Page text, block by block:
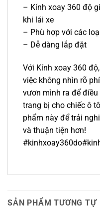
– Kính xoay 360 độ
khi lái xe
– Phù hợp với các
– Dễ dàng lắp đặt
Với Kính xoay 360
việc không nhìn rõ
vươn mình ra để
trang bị cho chiếc ô
phẩm này để trải
và thuận tiện hơn!
SẢN PHẨM TƯƠNG TỰ